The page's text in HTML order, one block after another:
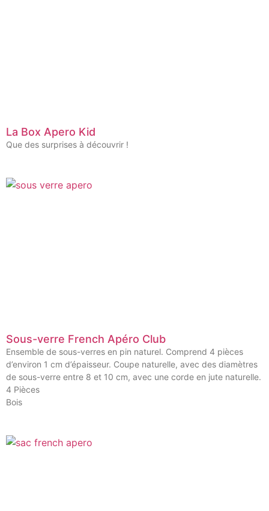
La Box Apero Kid
Que des surprises à découvrir !
Sous-verre French Apéro Club
Ensemble de sous-verres en pin naturel. Comprend 4 pièces
d’environ 1 cm d’épaisseur. Coupe naturelle, avec des diamètres
de sous-verre entre 8 et 10 cm, avec une corde en jute naturelle.
4 Pièces
Bois